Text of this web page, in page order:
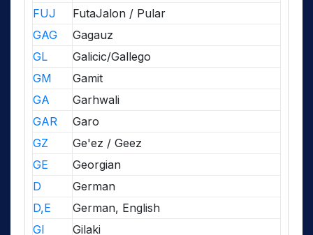
FUJ
FutaJalon / Pular
GAG
Gagauz
GL
Galicic/Gallego
GM
Gamit
GA
Garhwali
GAR
Garo
GZ
Ge'ez / Geez
GE
Georgian
D
German
D,E
German, English
GI
Gilaki